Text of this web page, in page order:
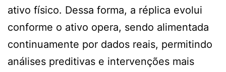
ativo físico. Dessa forma, a réplica evolui
conforme o ativo opera, sendo alimentada
continuamente por dados reais, permitindo
análises preditivas e intervenções mais